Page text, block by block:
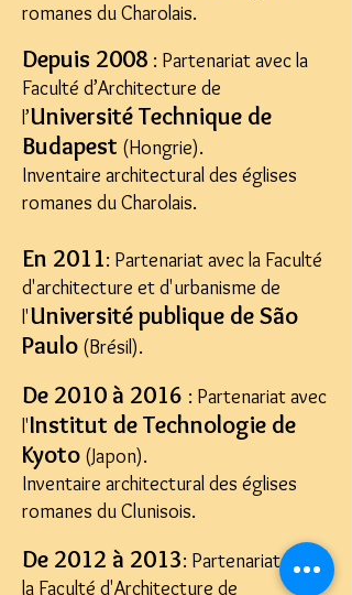
romanes du Charolais.
Depuis 2008 : Partenariat avec la
Faculté d’Architecture de
l’Université Technique de
Budapest (Hongrie).
Inventaire architectural des églises
romanes du Charolais.
En 2011: Partenariat avec la Faculté
d'architecture et d'urbanisme de
l'Université publique de São
Paulo (Brésil).
De 2010 à 2016 : Partenariat avec
l'Institut de Technologie de
Kyoto (Japon).
Inventaire architectural des églises
romanes du Clunisois.
De 2012 à 2013: Partenariat avec
la Faculté d'Architecture de